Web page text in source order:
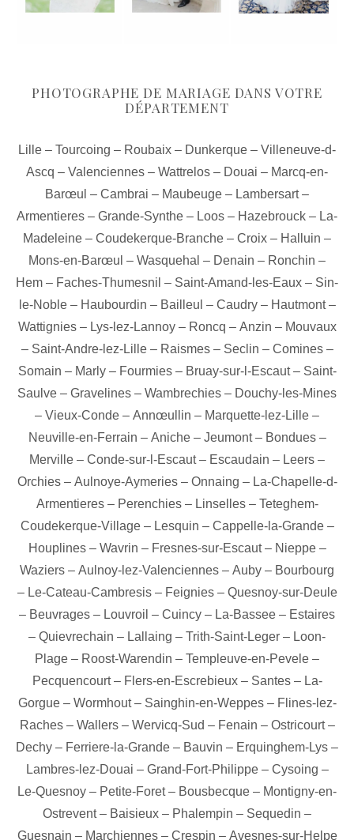
PHOTOGRAPHE DE MARIAGE DANS VOTRE
DÉPARTEMENT
Lille – Tourcoing – Roubaix – Dunkerque – Villeneuve-d-
Ascq – Valenciennes – Wattrelos – Douai – Marcq-en-
Barœul – Cambrai – Maubeuge – Lambersart–
Armentieres – Grande-Synthe – Loos – Hazebrouck – La-
Madeleine – Coudekerque-Branche – Croix – Halluin –
Mons-en-Barœul – Wasquehal – Denain – Ronchin –
Hem – Faches-Thumesnil – Saint-Amand-les-Eaux – Sin-
le-Noble– Haubourdin – Bailleul – Caudry– Hautmont–
Wattignies– Lys-lez-Lannoy– Roncq – Anzin – Mouvaux
– Saint-Andre-lez-Lille– Raismes– Seclin – Comines–
Somain – Marly– Fourmies– Bruay-sur-l-Escaut– Saint-
Saulve – Gravelines – Wambrechies – Douchy-les-Mines
– Vieux-Conde – Annœullin – Marquette-lez-Lille –
Neuville-en-Ferrain – Aniche– Jeumont– Bondues–
Merville – Conde-sur-l-Escaut– Escaudain – Leers –
Orchies– Aulnoye-Aymeries– Onnaing – La-Chapelle-d-
Armentieres– Perenchies– Linselles– Teteghem-
Coudekerque-Village– Lesquin – Cappelle-la-Grande–
Houplines– Wavrin – Fresnes-sur-Escaut– Nieppe–
Waziers – Aulnoy-lez-Valenciennes – Auby – Bourbourg
– Le-Cateau-Cambresis– Feignies– Quesnoy-sur-Deule
– Beuvrages – Louvroil – Cuincy – La-Bassee – Estaires
– Quievrechain – Lallaing – Trith-Saint-Leger – Loon-
Plage – Roost-Warendin – Templeuve-en-Pevele –
Pecquencourt– Flers-en-Escrebieux– Santes– La-
Gorgue– Wormhout– Sainghin-en-Weppes– Flines-lez-
Raches– Wallers– Wervicq-Sud – Fenain – Ostricourt–
Dechy – Ferriere-la-Grande – Bauvin – Erquinghem-Lys –
Lambres-lez-Douai – Grand-Fort-Philippe– Cysoing –
Le-Quesnoy – Petite-Foret– Bousbecque – Montigny-en-
Ostrevent– Baisieux – Phalempin – Sequedin –
Guesnain – Marchiennes– Crespin – Avesnes-sur-Helpe